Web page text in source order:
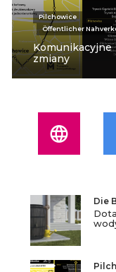
Pilchowice
Öffentlicher
Komunikacyjne
zmiany
Die